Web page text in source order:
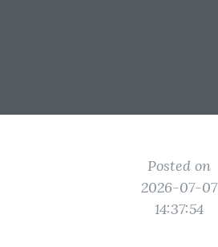
Posted on
2026-07-07
14:37:54